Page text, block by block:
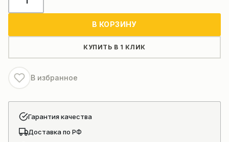
товара
В КОРЗИНУ
КУПИТЬ В 1 КЛИК
В избранное
Гарантия качества
Доставка по РФ